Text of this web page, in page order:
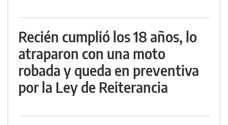
Recién cumplió los 18 años, lo
atraparon con una moto
robada y queda en preventiva
por la Ley de Reiterancia